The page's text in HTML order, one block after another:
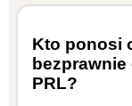
Kto ponosi
PRL?